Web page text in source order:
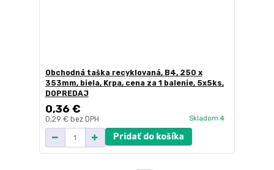
Obchodná taška recyklovaná, B4, 250 x
353mm, biela, Krpa, cena za 1 balenie, 5x5ks,
DOPREDAJ
0,36 €
0,29 € bez DPH Skladom 4
Pridať do košíka